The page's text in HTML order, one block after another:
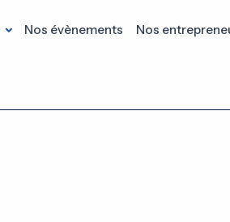
Nos évènements Nos